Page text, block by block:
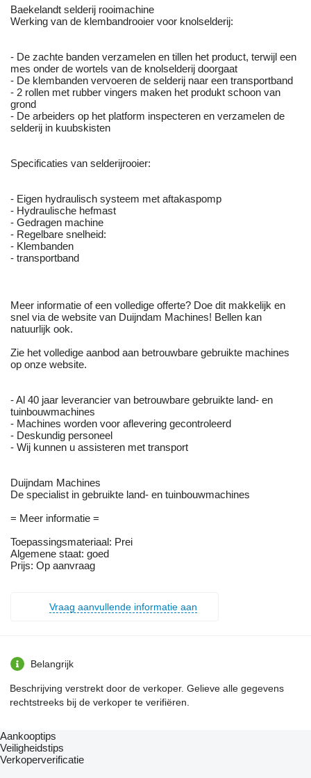
Baekelandt selderij rooimachine
Werking van de klembandrooier voor knolselderij:
- De zachte banden verzamelen en tillen het product, terwijl een
mes onder de wortels van de knolselderij doorgaat
- De klembanden vervoeren de selderij naar een transportband
- 2 rollen met rubber vingers maken het produkt schoon van
grond
- De arbeiders op het platform inspecteren en verzamelen de
selderij in kuubskisten
Specificaties van selderijrooier:
- Eigen hydraulisch systeem met aftakaspomp
- Hydraulische hefmast
- Gedragen machine
- Regelbare snelheid:
- Klembanden
- transportband
Meer informatie of een volledige offerte? Doe dit makkelijk en
snel via de website van Duijndam Machines! Bellen kan
natuurlijk ook.
Zie het volledige aanbod aan betrouwbare gebruikte machines
op onze website.
- Al 40 jaar leverancier van betrouwbare gebruikte land- en
tuinbouwmachines
- Machines worden voor aflevering gecontroleerd
- Deskundig personeel
- Wij kunnen u assisteren met transport
Duijndam Machines
De specialist in gebruikte land- en tuinbouwmachines
= Meer informatie =
Toepassingsmateriaal: Prei
Algemene staat: goed
Prijs: Op aanvraag
Vraag aanvullende informatie aan
Belangrijk
Beschrijving verstrekt door de verkoper. Gelieve alle gegevens
rechtstreeks bij de verkoper te verifiëren.
Aankooptips
Veiligheidstips
Verkoperverificatie